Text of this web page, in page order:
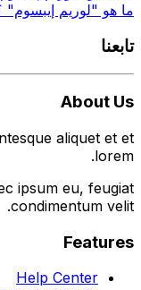
ما هو "لوريم إيبسوم"
تابعنا
About Us
aliquet et et
lorem.
ipsum eu, feugiat
condimentum velit.
Features
Help Center